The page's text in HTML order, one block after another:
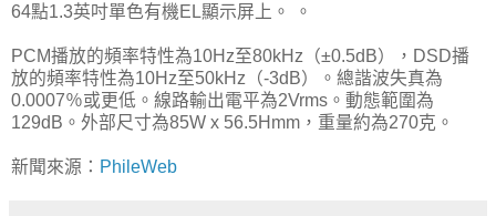
64點1.3英吋單色有機EL顯示屏上。 。
PCM播放的頻率特性為10Hz至80kHz（±0.5dB），DSD播
放的頻率特性為10Hz至50kHz（-3dB）。總諧波失真為
0.0007％或更低。線路輸出電平為2Vrms。動態範圍為
129dB。外部尺寸為85W x 56.5Hmm，重量約為270克。
新聞來源： PhileWeb